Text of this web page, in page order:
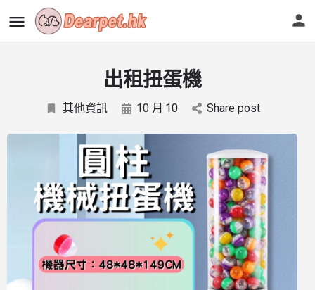
出租扭蛋機
其他資訊 10 月 10 Share post